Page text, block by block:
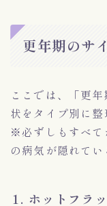
更年期のサ
ここでは、「更
状をタイプ別に整
※必ずしもすべて
の病気が隠れてい
1. ホットフラ